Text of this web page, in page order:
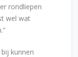
rondliepen
wel wat
kunnen